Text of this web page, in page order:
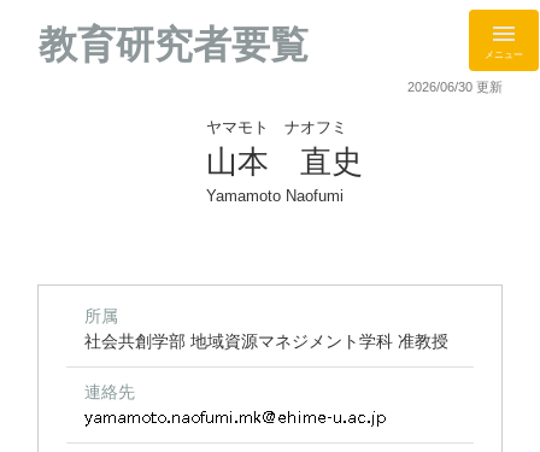
教育研究者要覧 メニュー
2026/06/30 更新
ヤマモト ナオフミ
山本 直史
Yamamoto Naofumi
所属
社会共創学部 地域資源マネジメント学科 准教授
連絡先